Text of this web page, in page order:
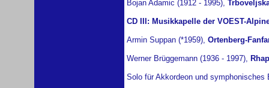
Bojan Adamic (1912 - 1995),
CD III: Musikkapelle der VOEST-
Armin Suppan (*1959), Ortenberg-
Werner Brüggemann (1936 - 1997),
Solo für Akkordeon und symphonisches